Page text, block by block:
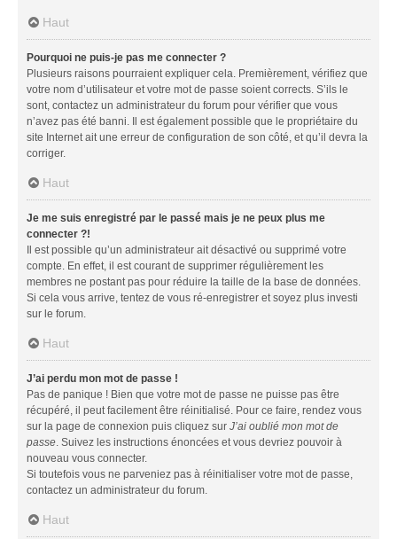
Haut
Pourquoi ne puis-je pas me connecter ?
Plusieurs raisons pourraient expliquer cela. Premièrement, vérifiez que
votre nom d’utilisateur et votre mot de passe soient corrects. S’ils le
sont, contactez un administrateur du forum pour vérifier que vous
n’avez pas été banni. Il est également possible que le propriétaire du
site Internet ait une erreur de configuration de son côté, et qu’il devra la
corriger.
Haut
Je me suis enregistré par le passé mais je ne peux plus me
connecter ?!
Il est possible qu’un administrateur ait désactivé ou supprimé votre
compte. En effet, il est courant de supprimer régulièrement les
membres ne postant pas pour réduire la taille de la base de données.
Si cela vous arrive, tentez de vous ré-enregistrer et soyez plus investi
sur le forum.
Haut
J’ai perdu mon mot de passe !
Pas de panique ! Bien que votre mot de passe ne puisse pas être
récupéré, il peut facilement être réinitialisé. Pour ce faire, rendez vous
sur la page de connexion puis cliquez sur J’ai oublié mon mot de
passe. Suivez les instructions énoncées et vous devriez pouvoir à
nouveau vous connecter.
Si toutefois vous ne parveniez pas à réinitialiser votre mot de passe,
contactez un administrateur du forum.
Haut